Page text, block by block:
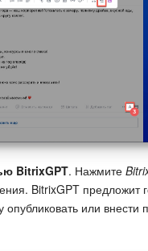
статьях (архив)
BitrixGPT. Нажмите
BitrixGPT предложит
или внести